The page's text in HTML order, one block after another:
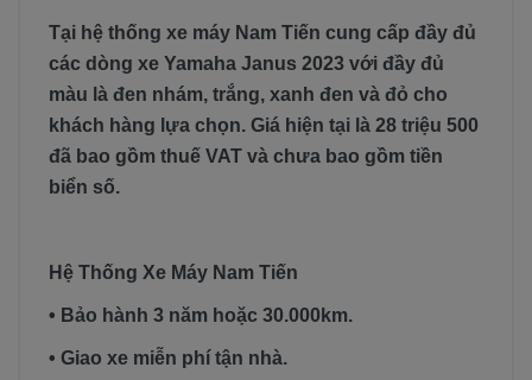
Tại hệ thống xe máy Nam Tiến cung cấp đầy đủ
các dòng xe Yamaha Janus 2023 với đầy đủ
màu là đen nhám, trắng, xanh đen và đỏ cho
khách hàng lựa chọn. Giá hiện tại là 28 triệu 500
đã bao gồm thuế VAT và chưa bao gồm tiền
biển số.
Hệ Thống Xe Máy Nam Tiến
• Bảo hành 3 năm hoặc 30.000km.
• Giao xe miễn phí tận nhà.